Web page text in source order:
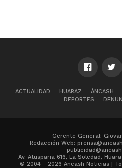
ACTUALIDAD HUARAZ ÁNCASH
DEPORTES
Gerente General:
Redacción Web:
Av. Atusparia 616, La Soledad,
© 2004 - 2026 Ancash Noticias |